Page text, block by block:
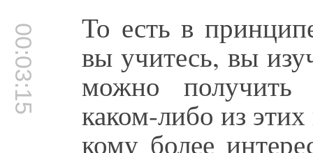
00:03:15 То есть в
вы учитесь, вы
можно получить
каком-либо из
кому более